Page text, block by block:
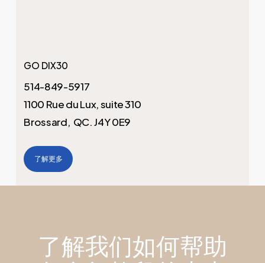
GO DIX30
514-849-5917
1100 Rue du Lux, suite 310
Brossard, QC. J4Y 0E9
了解更多
了解我们如何帮助